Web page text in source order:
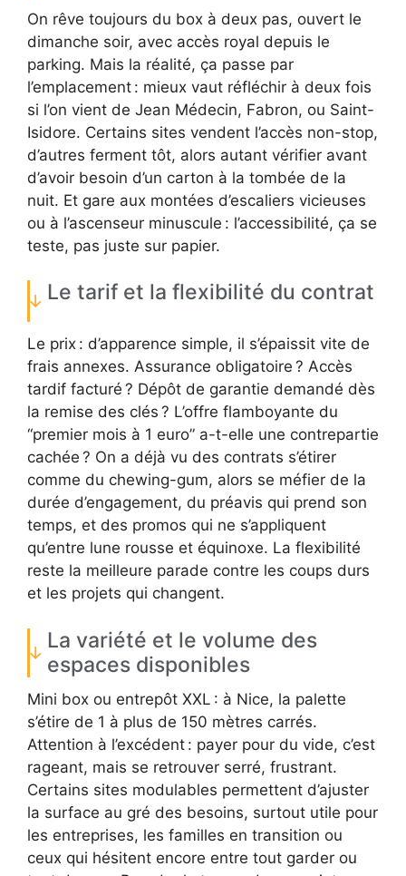
On rêve toujours du box à deux pas, ouvert le
dimanche soir, avec accès royal depuis le
parking. Mais la réalité, ça passe par
l’emplacement : mieux vaut réfléchir à deux fois
si l’on vient de Jean Médecin, Fabron, ou Saint-
Isidore. Certains sites vendent l’accès non-stop,
d’autres ferment tôt, alors autant vérifier avant
d’avoir besoin d’un carton à la tombée de la
nuit. Et gare aux montées d’escaliers vicieuses
ou à l’ascenseur minuscule : l’accessibilité, ça se
teste, pas juste sur papier.
Le tarif et la flexibilité du contrat
Le prix : d’apparence simple, il s’épaissit vite de
frais annexes. Assurance obligatoire ? Accès
tardif facturé ? Dépôt de garantie demandé dès
la remise des clés ? L’offre flamboyante du
“premier mois à 1 euro” a-t-elle une contrepartie
cachée ? On a déjà vu des contrats s’étirer
comme du chewing-gum, alors se méfier de la
durée d’engagement, du préavis qui prend son
temps, et des promos qui ne s’appliquent
qu’entre lune rousse et équinoxe. La flexibilité
reste la meilleure parade contre les coups durs
et les projets qui changent.
La variété et le volume des
espaces disponibles
Mini box ou entrepôt XXL : à Nice, la palette
s’étire de 1 à plus de 150 mètres carrés.
Attention à l’excédent : payer pour du vide, c’est
rageant, mais se retrouver serré, frustrant.
Certains sites modulables permettent d’ajuster
la surface au gré des besoins, surtout utile pour
les entreprises, les familles en transition ou
ceux qui hésitent encore entre tout garder ou